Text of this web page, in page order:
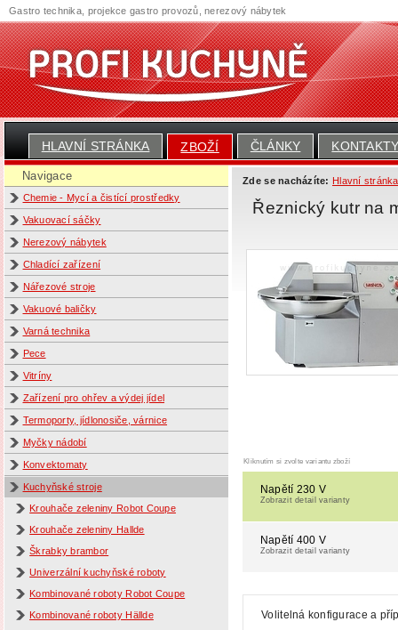
HLAVNÍ STRÁNKA ZBOŽÍ ČLÁNKY
Navigace
Chemie - Mycí a čistící prostředky
Vakuovací sáčky
Nerezový nábytek
Chladící zařízení
Nářezové stroje
Vakuové baličky
Varná technika
Pece
Vitríny
Zařízení pro ohřev a výdej jídel
Termoporty, jídlonosiče, várnice
Myčky nádobí
Konvektomaty
Kuchyňské stroje
Krouhače zeleniny Robot Coupe
Krouhače zeleniny Hallde
Škrabky brambor
Univerzální kuchyňské roboty
Kombinované roboty Robot Coupe
Kombinované roboty Hällde
Zde se nacházíte: Hlavní stránka
Řeznický kutr na
Kliknutím si zvolte variantu zboží
Napětí 230 V
Zobrazit detail varianty
Napětí 400 V
Zobrazit detail varianty
Volitelná konfigurace a
Gastro technika, projekce gastro provozů, nerezový nábytek